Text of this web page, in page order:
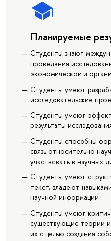
Планируемые
Студенты знают
проведения
экономической и
Студенты умеют
исследовательские
Студенты умеют
результаты
Студенты способны
связь относительно
участвовать в научных
Студенты умеют
текст, владеют
научной информации
Студенты умеют
существующие теории
их с целью создания